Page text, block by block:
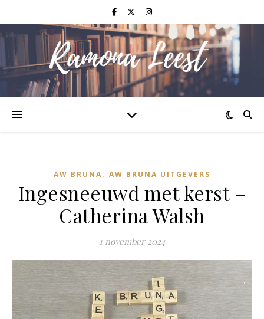
AW BRUNA, AW BRUNA UITGEVERS
Ingesneeuwd met kerst –
Catherina Walsh
1 november 2024